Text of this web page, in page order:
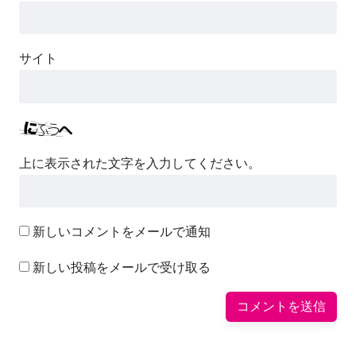
サイト
上に表示された文字を入力してください。
新しいコメントをメールで通知
新しい投稿をメールで受け取る